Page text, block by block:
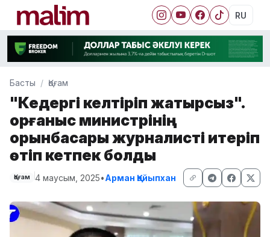
RU
Басты Қоғам
"Кедергі келтіріп жатырсыз".
Қорғаныс министрінің
орынбасары журналисті итеріп
өтіп кетпек болды
Қоғам 4 маусым, 2025•Арман Қайыпхан